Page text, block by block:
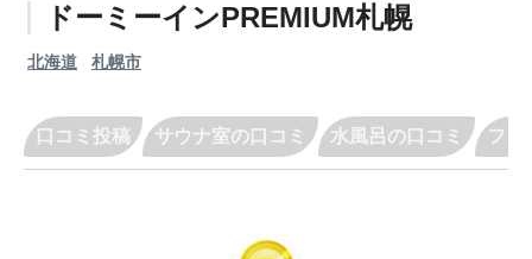
ドーミーインPREMIUM札幌
北海道 札幌市
口コミ投稿 サウナ室の口コミ 水風呂の口コミ フリ